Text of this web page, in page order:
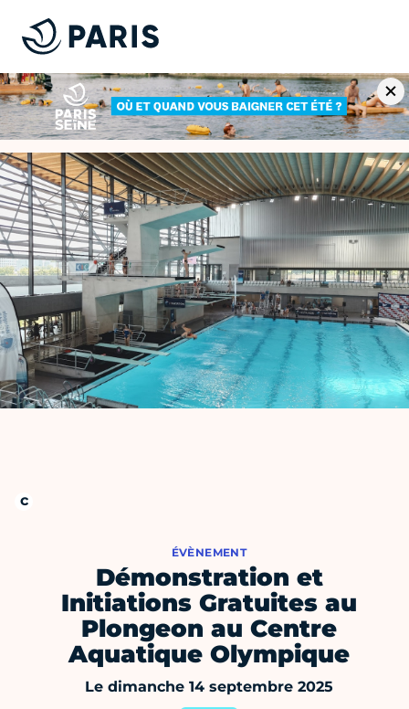
ÉVÈNEMENT
Démonstration et
Initiations Gratuites au
Plongeon au Centre
Aquatique Olympique
Le dimanche 14 septembre 2025